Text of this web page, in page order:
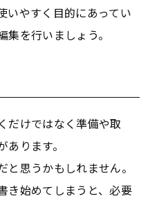
いやすく目的にあってい
を行いましょう。
だけではなく準備や取
ります。
思うかもしれません。
き始めてしまうと、必要